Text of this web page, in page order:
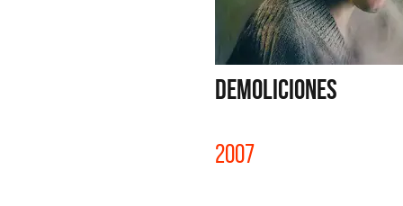
DEMOLICIONES
2007